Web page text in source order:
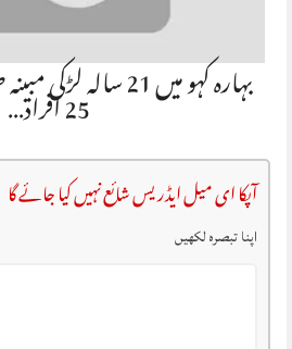
25 افراد…
آپکا ای میل ایڈریس شائع نہیں کیا جائے گا
اپنا تبصرہ لکھیں